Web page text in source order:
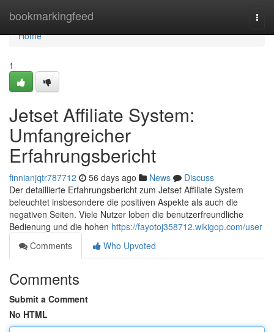
bookmarkingfeed
Home
Home
1
Jetset Affiliate System:
Umfangreicher
Erfahrungsbericht
finnianjqtr787712 56 days ago News
Discuss
Der detaillierte Erfahrungsbericht zum Jetset Affiliate System
beleuchtet insbesondere die positiven Aspekte als auch die
negativen Seiten. Viele Nutzer loben die benutzerfreundliche
Bedienung und die hohen https://fayotoj358712.wikigop.com/user
Comments
Who Upvoted
Comments
Submit a Comment
No HTML